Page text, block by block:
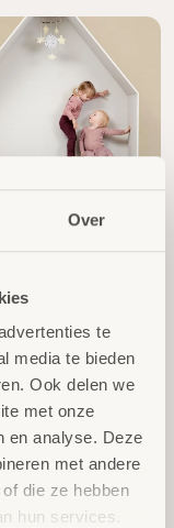
Over
te
media te bieden
Ook delen we
met onze
en analyse. Deze
met andere
die ze hebben
hun services.
DK - PLAY